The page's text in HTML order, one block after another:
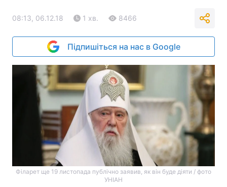
08:13, 06.12.18 1 хв. 8466
Підпишіться на нас в Google
Філарет ще 19 листопада публічно заявив, як він буде діяти / фото
УНІАН